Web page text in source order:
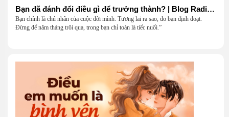
Bạn đã đánh đổi điều gì để trưởng thành? | Blog Radio 906
Bạn chính là chủ nhân của cuộc đời mình. Tương lai ra sao, do bạn định đoạt.
Đừng để năm tháng trôi qua, trong bạn chỉ toàn là tiếc nuối.”